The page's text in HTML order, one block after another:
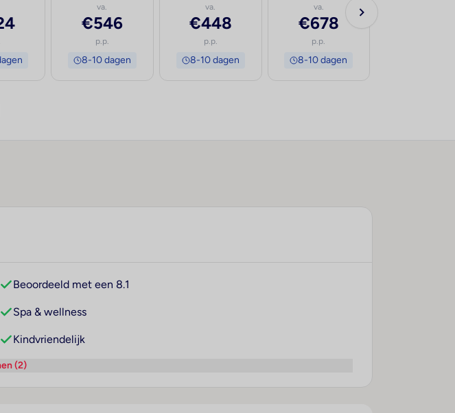
va.
€546
p.p.
8-10 dagen
va.
€448
p.p.
8-10 dagen
va.
€678
p.p.
8-10 dagen
Beoordeeld met een 8.1
Spa & wellness
Kindvriendelijk
(2)